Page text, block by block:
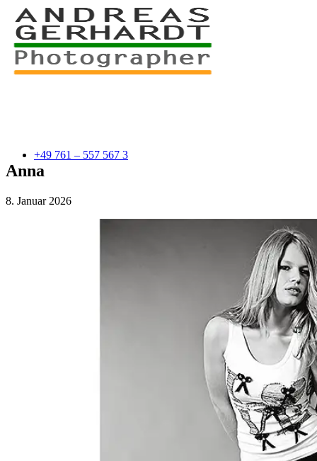
+49 761 – 557 567 3
Anna
8. Januar 2026